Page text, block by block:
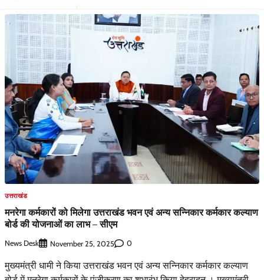
उत्तराखंड
मनरेगा कर्मकारों को मिलेगा उत्तराखंड भवन एवं अन्य सन्निकार कर्मकार कल्याण
बोर्ड की योजनाओं का लाभ – सीएम
News Desk November 25, 2025 0
मुख्यमंत्री धामी ने किया उत्तराखंड भवन एवं अन्य सन्निकार कर्मकार कल्याण